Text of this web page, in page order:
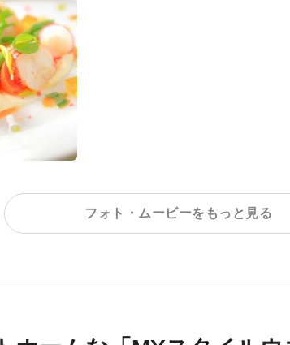
フォト・ムービーをもっと見る